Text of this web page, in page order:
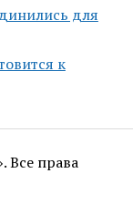
для
к
Все права